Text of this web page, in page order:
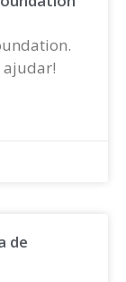
ajudar!
de